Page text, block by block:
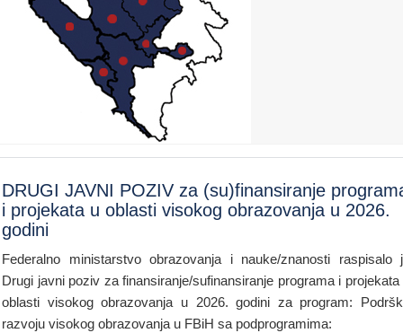
DRUGI JAVNI POZIV za (su)finansiranje
i projekata u oblasti visokog obrazovanja u 2026.
godini
Federalno ministarstvo obrazovanja i nauke/znanosti raspisalo
Drugi javni poziv za finansiranje/sufinansiranje programa i projekata
oblasti visokog obrazovanja u 2026. godini za program:
razvoju visokog obrazovanja u FBiH sa podprogramima: